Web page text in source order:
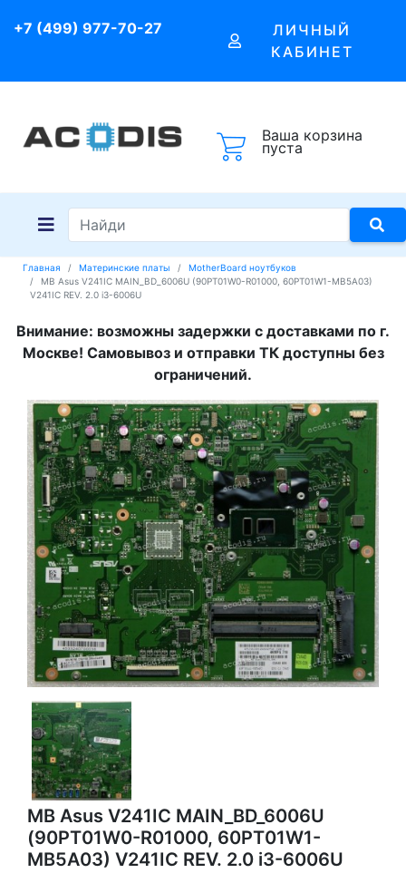
+7 (499) 977-70-27
ЛИЧНЫЙ
КАБИНЕТ
Ваша корзина
пуста
Главная Материнские платы
MotherBoard ноутбуков
MB Asus V241IC MAIN_BD_6006U (90PT01W0-R01000, 60PT01W1-MB5A03)
V241IC REV. 2.0 i3-6006U
Внимание: возможны задержки с доставками по г.
Москве! Самовывоз и отправки ТК доступны без
ограничений.
MB Asus V241IC MAIN_BD_6006U
(90PT01W0-R01000, 60PT01W1-
MB5A03) V241IC REV. 2.0 i3-6006U